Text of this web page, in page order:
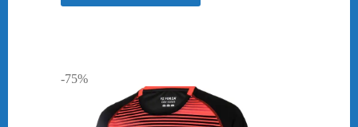
-75%